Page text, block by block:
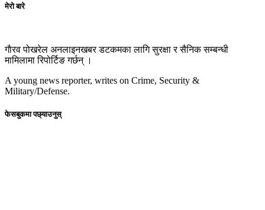
मेरो बारे
गाैरव पोखरेल अनलाइनखबर डटकमका लागि सुरक्षा र सैनिक सम्बन्धी
मामिलामा रिपोर्टिङ गर्छन् ।
A young news reporter, writes on Crime, Security &
Military/Defense.
फेसबुकमा पछ्याउनुस्